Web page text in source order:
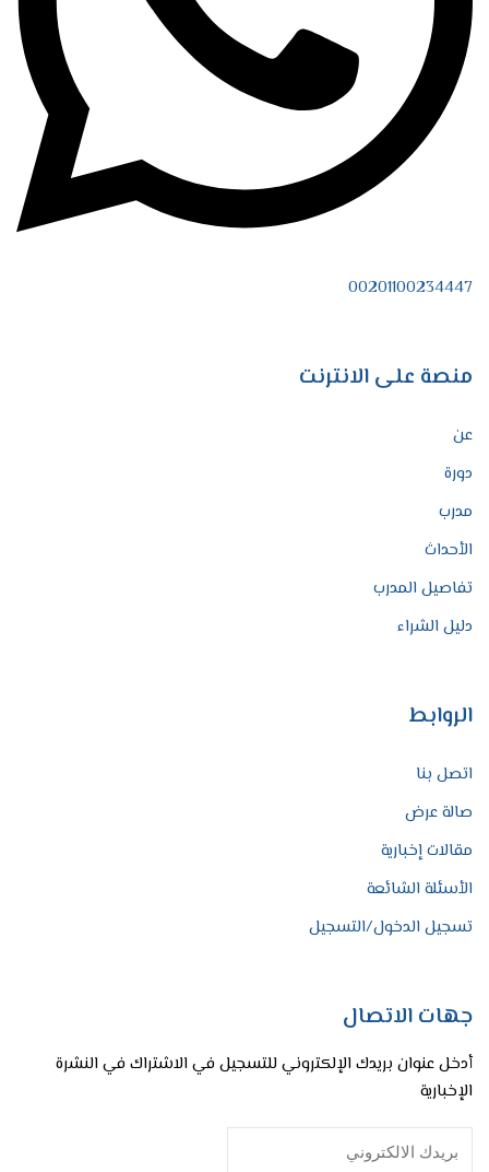
00201100234447
منصة على الانترنت
عن
دورة
مدرب
الأحداث
تفاصيل المدرب
دليل الشراء
الروابط
اتصل بنا
صالة عرض
مقالات إخبارية
الأسئلة الشائعة
تسجيل الدخول/التسجيل
جهات الاتصال
أدخل عنوان بريدك الإلكتروني للتسجيل في الاشتراك في النشرة
الإخبارية